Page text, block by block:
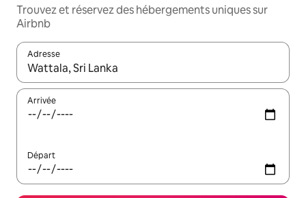
Trouvez et réservez des hébergements uniques sur
Airbnb
Adresse
Lorsque les résultats s'affichent, utilisez les flèches vers le
Arrivée
Départ